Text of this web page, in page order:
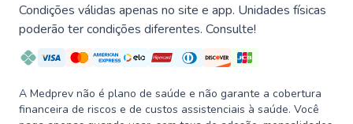
Condições válidas apenas no site e app. Unidades físicas
poderão ter condições diferentes. Consulte!
A Medprev não é plano de saúde e não garante a cobertura
financeira de riscos e de custos assistenciais à saúde. Você